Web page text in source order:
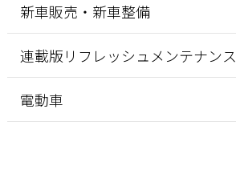
新車販売・新車整備
連載版リフレッシュメンテナンス
電動車